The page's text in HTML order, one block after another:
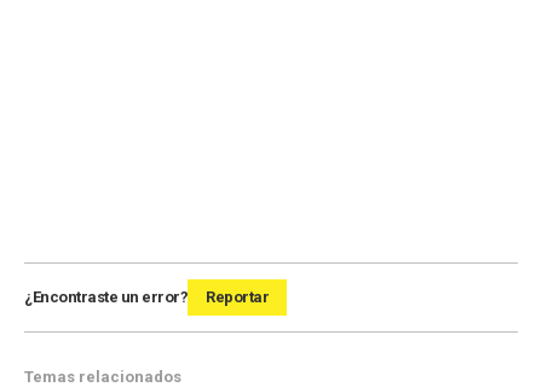
¿Encontraste un error? Reportar
Temas relacionados